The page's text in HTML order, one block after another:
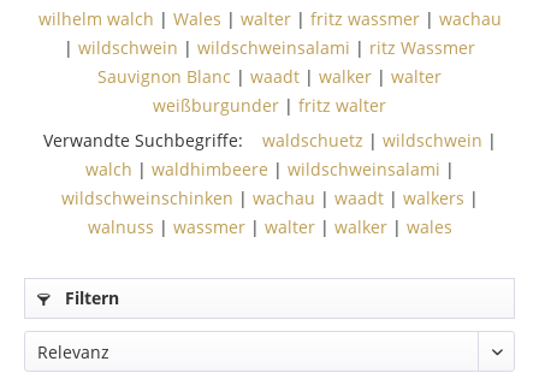
wilhelm walch | Wales | walter| fritz wassmer| wachau
| wildschwein | wildschweinsalami | ritz Wassmer
Sauvignon Blanc | waadt | walker | walter
weißburgunder | fritz walter
Verwandte Suchbegriffe:
waldschuetz | wildschwein |
walch | waldhimbeere | wildschweinsalami |
wildschweinschinken | wachau | waadt| walkers |
walnuss | wassmer| walter| walker| wales
Filtern